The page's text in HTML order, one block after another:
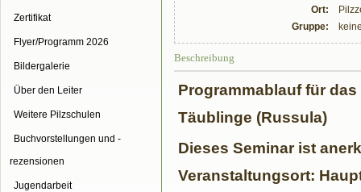
Zertifikat
Flyer/Programm 2026
Bildergalerie
Über den Leiter
Weitere Pilzschulen
Buchvorstellungen und -
rezensionen
Jugendarbeit
Ort:
Gruppe:
Beschreibung
Programmablauf für das
Täublinge (Russula)
Dieses Seminar ist
Veranstaltungsort: